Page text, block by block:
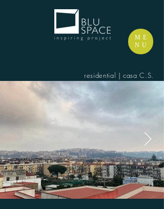
ME
NU
residential | casa C.S.